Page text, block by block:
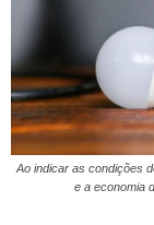
Ao indicar as condições
e a economia